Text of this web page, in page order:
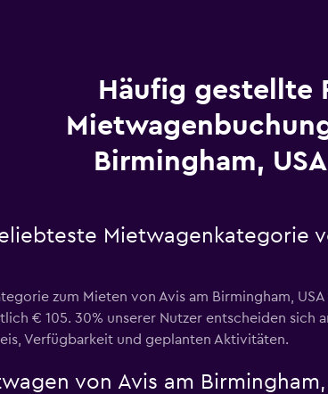
Häufig gestellte
Birmingham,
Mietwagenkategorie
zum Mieten von Avis am Birmingham,
€ 105. 30% unserer Nutzer entscheiden sich
Verfügbarkeit und geplanten Aktivitäten.
von Avis am Birmingham,